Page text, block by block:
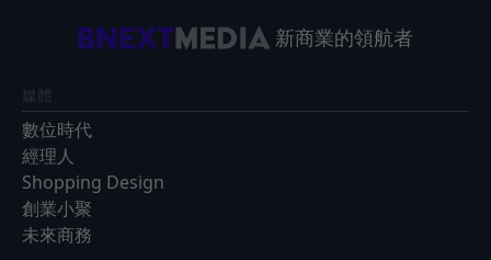
新商業的領航者
媒體
數位時代
經理人
Shopping Design
創業小聚
未來商務